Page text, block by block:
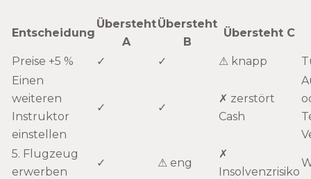
Entscheidung
Übersteht
A
Übersteht
B
Übersteht C
Preise +5 % ✓ ✓ ⚠ knapp
Einen
weiteren
Instruktor
einstellen
✓ ✓
✗ zerstört
Cash
5. Flugzeug
erwerben
✓ ⚠ eng
✗
Insolvenzrisiko